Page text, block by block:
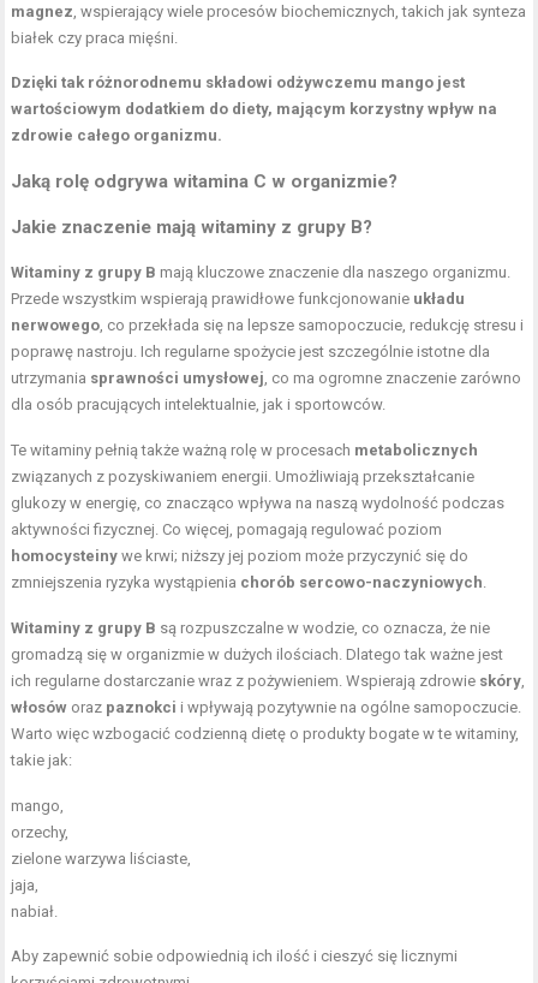
magnez , wspierający wiele procesów biochemicznych, takich jak synteza
białek czy praca mięśni.
Dzięki tak różnorodnemu składowi odżywczemu mango jest
wartościowym dodatkiem do diety, mającym korzystny wpływ na
zdrowie całego organizmu.
Jaką rolę odgrywa witamina C w organizmie?
Jakie znaczenie mająwitaminy z grupy B?
Witaminy z grupy B mają kluczowe znaczenie dla naszego organizmu.
Przede wszystkim wspierają prawidłowe funkcjonowanie układu
nerwowego , co przekłada się na lepsze samopoczucie, redukcję stresu i
poprawę nastroju. Ich regularne spożycie jest szczególnie istotne dla
utrzymania sprawności umysłowej , co ma ogromne znaczenie zarówno
dla osób pracujących intelektualnie, jak i sportowców.
Te witaminy pełnią także ważną rolę w procesach metabolicznych
związanych z pozyskiwaniem energii. Umożliwiają przekształcanie
glukozy w energię, co znacząco wpływa na naszą wydolność podczas
aktywności fizycznej. Co więcej, pomagają regulować poziom
homocysteiny we krwi; niższy jej poziom może przyczynić się do
zmniejszenia ryzyka wystąpienia chorób sercowo-naczyniowych
Witaminy z grupy B są rozpuszczalne w wodzie, co oznacza, że nie
gromadzą się w organizmie w dużych ilościach. Dlatego tak ważne jest
ich regularne dostarczanie wraz z pożywieniem. Wspierają zdrowie skóry
włosów oraz paznokci i wpływają pozytywnie na ogólne samopoczucie.
Warto więc wzbogacić codzienną dietę o produkty bogate w te witaminy,
takie jak:
mango,
orzechy,
zielone warzywa liściaste,
jaja,
nabiał.
Aby zapewnić sobie odpowiednią ich ilość i cieszyć się licznymi